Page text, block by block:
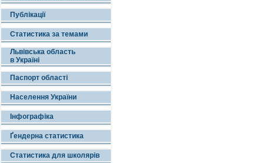
Публікації
Статистика за темами
Львівська область
в Україні
Паспорт області
Населення України
Інфографіка
Ґендерна статистика
Статистика для школярів